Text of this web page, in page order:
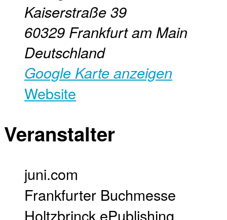
Kaiserstraße 39
60329 Frankfurt am Main
Deutschland
Google Karte anzeigen
Website
Veranstalter
juni.com
Frankfurter Buchmesse
Holtzbrinck ePublishing